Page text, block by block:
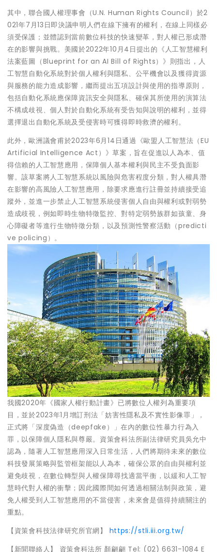
其中，聯合國人權理事會（U.N. Human Rights Council）於2
021年7月13日即決議申明人們在線下擁有的權利，在線上同樣必
須受保護；並體認到當前數位科技的快速變革，對人權已形成潛
在的影響與挑戰。美國於2022年10月4日提出的《人工智慧權利
法案藍圖（Blueprint for an AI Bill of Rights）》則指出，人
工智慧自動化系統對於個人權利與隱私、公平機會以及獲得資源
與服務的能力造成影響，繼而提出五項設計與使用的指導原則，
包括自動化系統應保障資訊安全與隱私、確保其所使用的演算法
不構成歧視、個人對於自動化系統有受告知與說明的權利，並得
選擇退出自動化系統及受侵害時可獲得即時救濟的權利。
此外，歐洲議會甫於2023年6月14日通過《歐盟人工智慧法（EU
Artificial Intelligence Act）》草案，旨在促進以人為本、值
得信賴的人工智慧應用，保障個人基本權利與民主不受負面影
響。該草案將人工智慧系統以風險與危害程度分類，對人權具潛
在影響的高風險人工智慧應用，除要求應進行註冊並持續接受追
蹤外，並進一步禁止人工智慧系統侵害個人自由與權利或對弱勢
造成歧視，例如即時生物特徵監控、對特定弱勢族群如孩童、身
心障礙者等進行生物特徵分類，以及預測性警察活動（predicti
ve policing）。
我國2020年《國家人權行動計畫》已將數位人權列為重要項
目，並於2023年1月增訂刑法「妨害性隱私及不實性影像罪」，
正式將「深度偽造（deepfake）」在內的數位性暴力行為入
罪，以保障個人隱私與尊嚴。資策會科法所副法律研究員吳允中
認為，隨著人工智慧應用深入日常生活，人們將期待未來的數位
科技發展策略與監管框架能以人為本，確保公眾的自由與權利並
避免歧視，在數位轉型與人權保障尋找適當平衡，以緩和人工智
慧時代對人權的衝擊；因此國際間如何透過相關法制與政策，避
免人權受到人工智慧應用的不當侵害，未來會是值得持續關注的
重點。
【資策會科技法律研究所官網】 https://stli.iii.org.tw/
【新聞聯絡人】 資策會科法所 顏翩翩 Tel: (02) 6631-1084 E